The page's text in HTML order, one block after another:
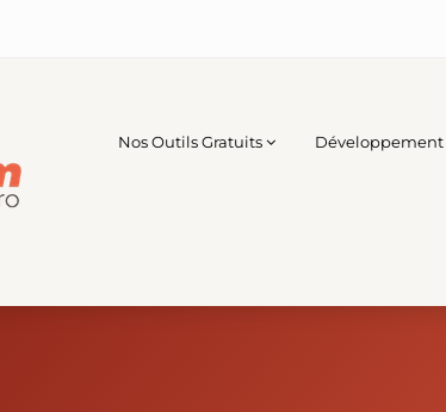
Nos Outils Gratuits Développement